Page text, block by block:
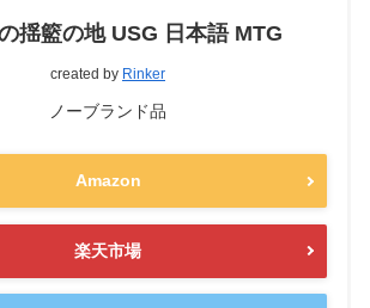
揺籃の地 USG 日本語 MTG
created by Rinker
ノーブランド品
Amazon
楽天市場